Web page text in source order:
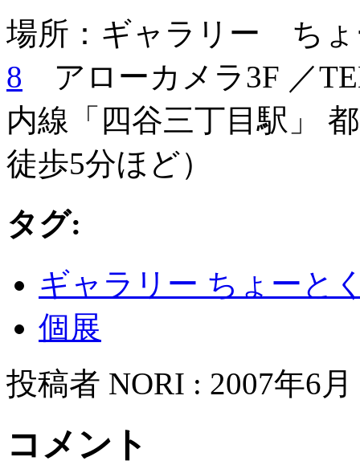
場所：ギャラリー ちょ
8 アローカメラ3F ／
内線「四谷三丁目駅」
徒歩5分ほど）
タグ:
ギャラリー ちょーと
個展
投稿者 NORI : 2007年6月
コメント